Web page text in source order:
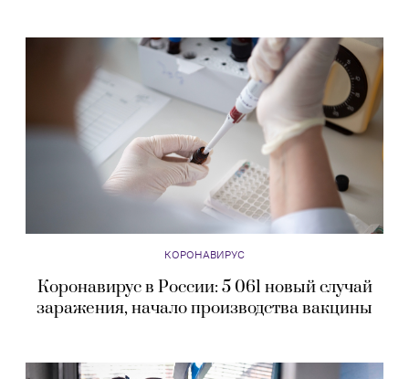
КОРОНАВИРУС
Коронавирус в России: 5 061 новый случай
заражения, начало производства вакцины